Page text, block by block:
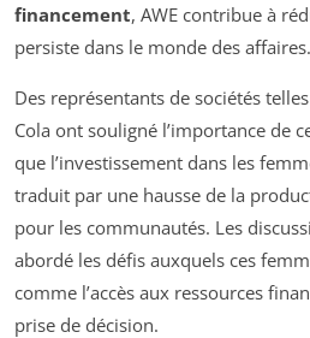
financement, AWE contribue à
persiste dans le monde des affaires.
Des représentants de sociétés
Cola ont souligné l’importance de
que l’investissement dans les
traduit par une hausse de la
pour les communautés. Les
abordé les défis auxquels ces
comme l’accès aux ressources
prise de décision.